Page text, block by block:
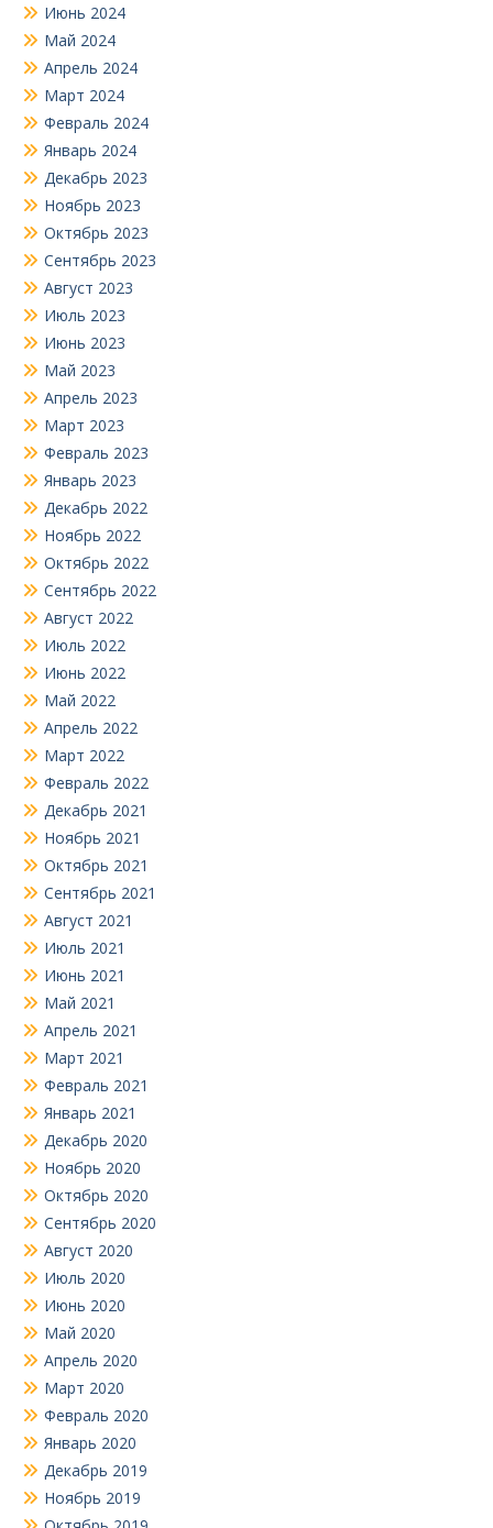
Июнь 2024
Май 2024
Апрель 2024
Март 2024
Февраль 2024
Январь 2024
Декабрь 2023
Ноябрь 2023
Октябрь 2023
Сентябрь 2023
Август 2023
Июль 2023
Июнь 2023
Май 2023
Апрель 2023
Март 2023
Февраль 2023
Январь 2023
Декабрь 2022
Ноябрь 2022
Октябрь 2022
Сентябрь 2022
Август 2022
Июль 2022
Июнь 2022
Май 2022
Апрель 2022
Март 2022
Февраль 2022
Декабрь 2021
Ноябрь 2021
Октябрь 2021
Сентябрь 2021
Август 2021
Июль 2021
Июнь 2021
Май 2021
Апрель 2021
Март 2021
Февраль 2021
Январь 2021
Декабрь 2020
Ноябрь 2020
Октябрь 2020
Сентябрь 2020
Август 2020
Июль 2020
Июнь 2020
Май 2020
Апрель 2020
Март 2020
Февраль 2020
Январь 2020
Декабрь 2019
Ноябрь 2019